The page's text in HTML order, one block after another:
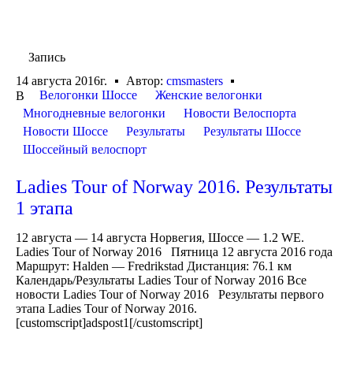
Запись
14 августа 2016г.
Автор: cmsmasters
В
Велогонки Шоссе
Женские велогонки
Многодневные велогонки
Новости Велоспорта
Новости Шоссе
Результаты
Результаты Шоссе
Шоссейный велоспорт
Ladies Tour of Norway 2016. Результаты
1 этапа
12 августа — 14 августа Норвегия, Шоссе — 1.2 WE.
Ladies Tour of Norway 2016 Пятница 12 августа 2016 года
Маршрут: Halden — Fredrikstad Дистанция: 76.1 км
Календарь/Результаты Ladies Tour of Norway 2016 Все
новости Ladies Tour of Norway 2016 Результаты первого
этапа Ladies Tour of Norway 2016.
[customscript]adspost1[/customscript]